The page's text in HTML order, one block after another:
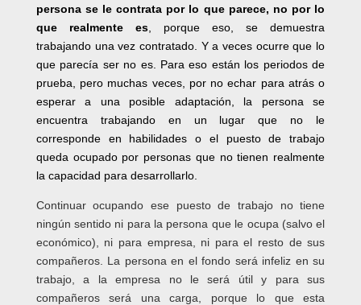
persona se le contrata por lo que parece, no por lo
que realmente es, porque eso, se demuestra
trabajando una vez contratado. Y a veces ocurre que lo
que parecía ser no es. Para eso están los periodos de
prueba, pero muchas veces, por no echar para atrás o
esperar a una posible adaptación, la persona se
encuentra trabajando en un lugar que no le
corresponde en habilidades o el puesto de trabajo
queda ocupado por personas que no tienen realmente
la capacidad para desarrollarlo.
Continuar ocupando ese puesto de trabajo no tiene
ningún sentido ni para la persona que le ocupa (salvo el
económico), ni para empresa, ni para el resto de sus
compañeros. La persona en el fondo será infeliz en su
trabajo, a la empresa no le será útil y para sus
compañeros será una carga, porque lo que esta